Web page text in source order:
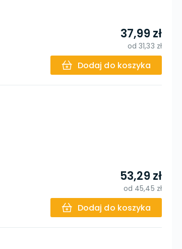
37,99 zł
od31,33 zł
Dodaj do koszyka
53,29 zł
od 45,45 zł
Dodaj do koszyka